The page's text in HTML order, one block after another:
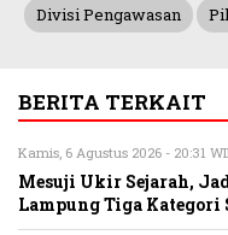
Divisi Pengawasan
BERITA TERKAIT
Kamis, 6 Agustus 2026 - 20:31
Mesuji Ukir Sejarah,
Lampung Tiga Kategori